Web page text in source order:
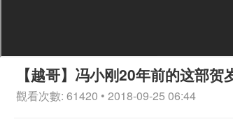
【越哥】冯小刚20年前的这部
觀看次數: 61420 • 2018-09-25 06:44